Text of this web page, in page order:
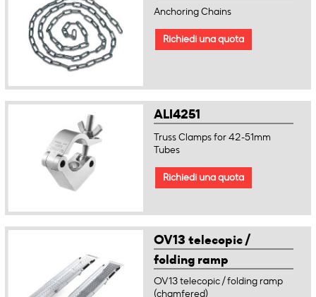
Anchoring Chains
Richiedi una quota
ALI4251
Truss Clamps for 42-51mm
Tubes
Richiedi una quota
OV13 telecopic /
folding ramp
(chamfered)
OV13 telecopic / folding ramp
(chamfered)